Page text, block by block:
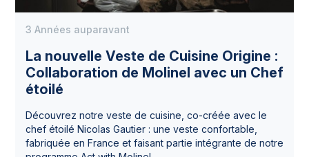
La nouvelle Veste de Cuisine Origine :
Collaboration de Molinel avec un Chef
étoilé
3 Années auparavant
Découvrez notre veste de cuisine, co-créée avec le
chef étoilé Nicolas Gautier : une veste confortable,
fabriquée en France et faisant partie intégrante de notre